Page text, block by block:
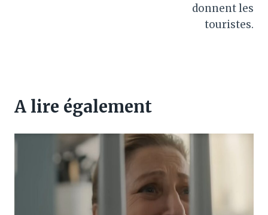
donnent les
touristes.
A lire également